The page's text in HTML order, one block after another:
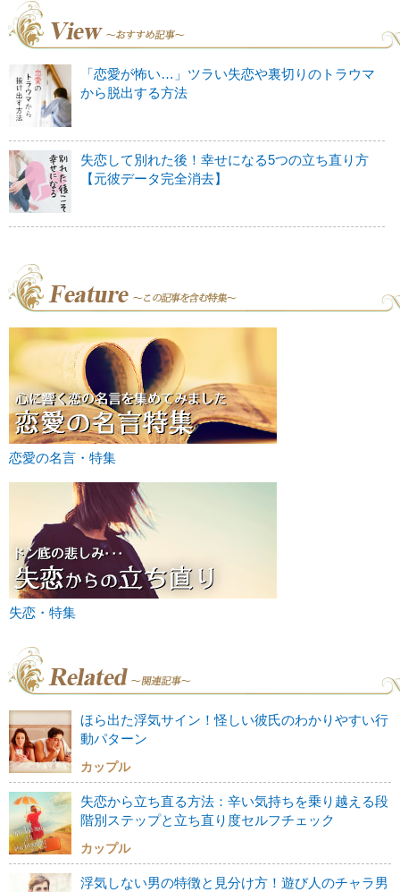
「恋愛が怖い…」ツラい失恋や裏切りのトラウマ
から脱出する方法
失恋して別れた後！幸せになる5つの立ち直り方
【元彼データ完全消去】
恋愛の名言・特集
失恋・特集
ほら出た浮気サイン！怪しい彼氏のわかりやすい行
動パターン
カップル
失恋から立ち直る方法：辛い気持ちを乗り越える段
階別ステップと立ち直り度セルフチェック
カップル
浮気しない男の特徴と見分け方！遊び人のチャラ男